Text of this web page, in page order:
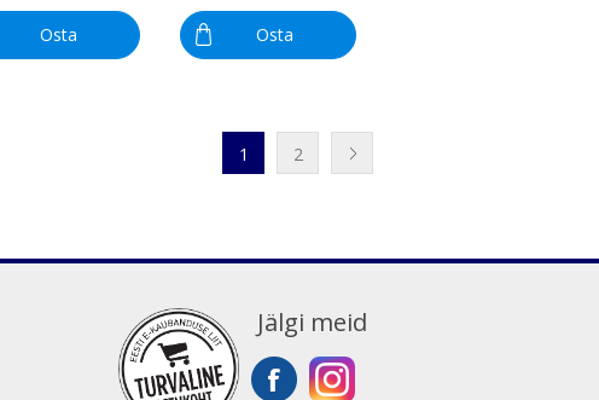
Osta Osta
1 2
Jälgi meid